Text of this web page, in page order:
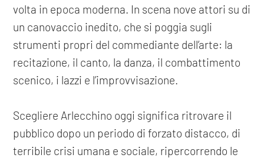
volta in epoca moderna. In scena nove attori su di
un canovaccio inedito, che si poggia sugli
strumenti propri del commediante dell’arte: la
recitazione, il canto, la danza, il combattimento
scenico, i lazzi e l’improvvisazione.
Scegliere Arlecchino oggi significa ritrovare il
pubblico dopo un periodo di forzato distacco, di
terribile crisi umana e sociale, ripercorrendo le